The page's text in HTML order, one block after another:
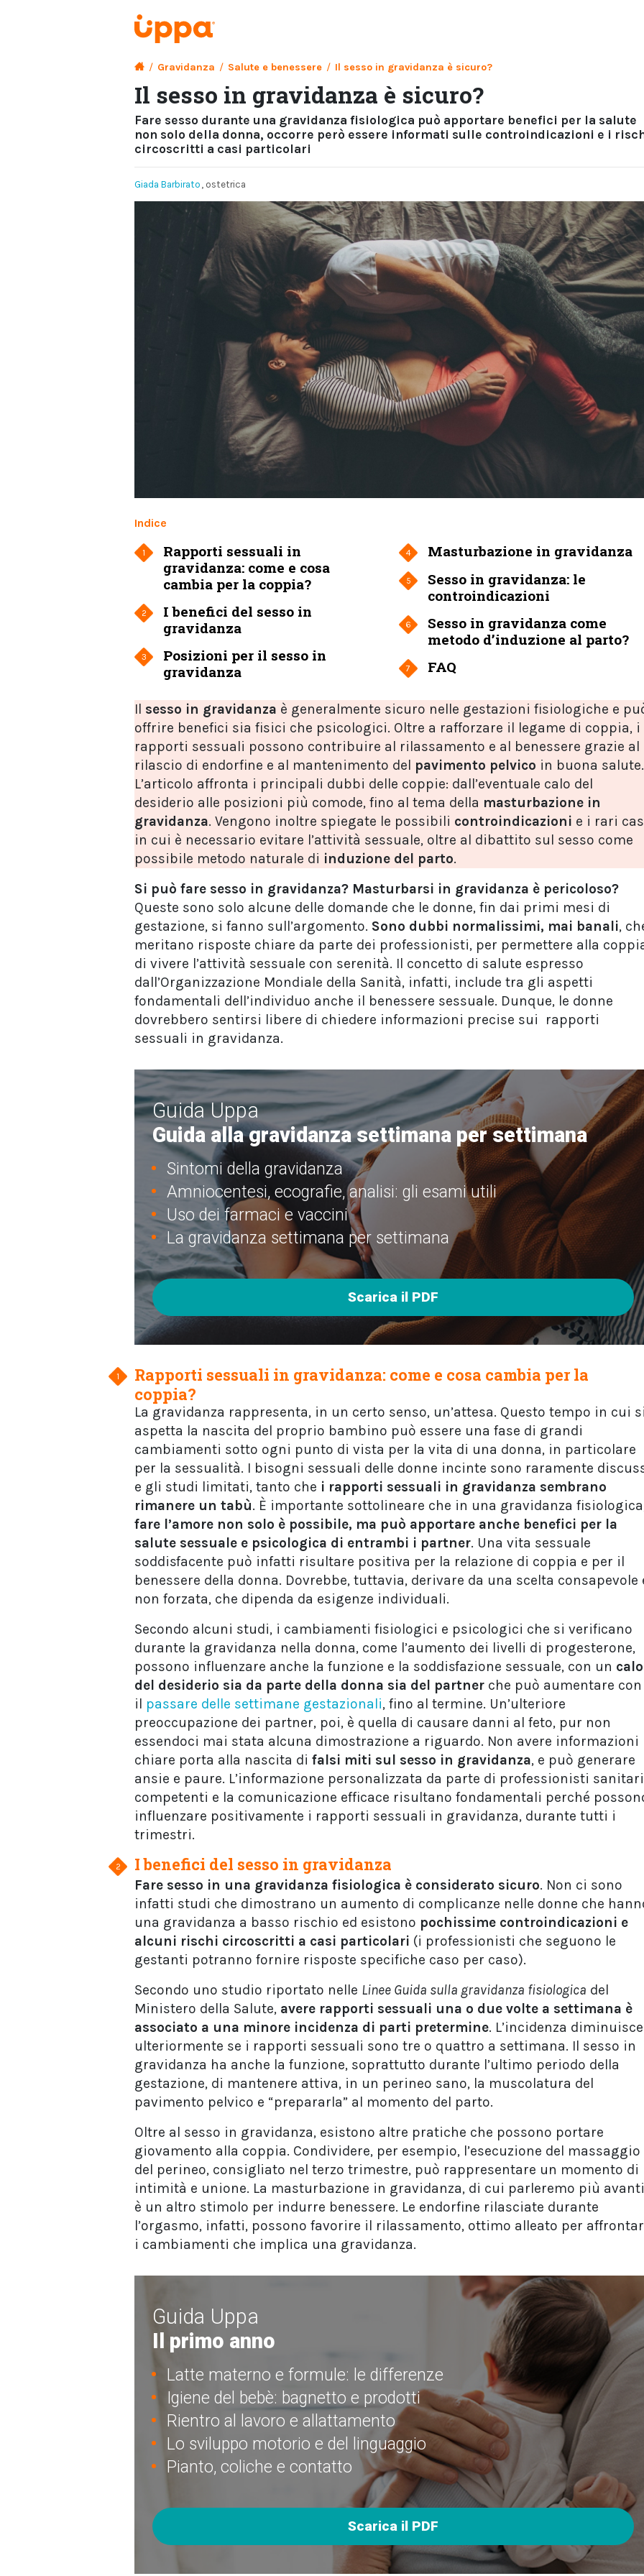
/ Gravidanza / Salute e benessere / Il sesso in gravidanza è sicuro?
Il sesso in gravidanza è sicuro?
Fare sesso durante una gravidanza fisiologica può apportare benefici per la salute
non solo della donna, occorre però essere informati sulle controindicazioni e i
circoscritti a casi particolari
Giada Barbirato , ostetrica
Indice
1
Rapporti sessuali in
gravidanza: come e cosa
cambia per la coppia?
2
I benefici del sesso in
gravidanza
3
Posizioni per il sesso in
gravidanza
4 Masturbazione in gravidanza
5
Sesso in gravidanza: le
controindicazioni
6
Sesso in gravidanza come
metodo d’induzione al parto?
7 FAQ
Il sesso in gravidanza è generalmente sicuro nelle gestazioni fisiologiche e
offrire benefici sia fisici che psicologici. Oltre a rafforzare il legame di coppia, i
rapporti sessuali possono contribuire al rilassamento e al benessere grazie al
rilascio di endorfine e al mantenimento del pavimento pelvico in buona salute.
L’articolo affronta i principali dubbi delle coppie: dall’eventuale calo del
desiderio alle posizioni più comode, fino al tema della masturbazione in
gravidanza. Vengono inoltre spiegate le possibili controindicazioni e i rari
in cui è necessario evitare l’attività sessuale, oltre al dibattito sul sesso come
possibile metodo naturale di induzione del parto.
Si può fare sesso in gravidanza? Masturbarsi in gravidanza è pericoloso?
Queste sono solo alcune delle domande che le donne, fin dai primi mesi di
gestazione, si fanno sull’argomento. Sono dubbi normalissimi, mai banali,
meritano risposte chiare da parte dei professionisti, per permettere alla
di vivere l’attività sessuale con serenità. Il concetto di salute espresso
dall’Organizzazione Mondiale della Sanità, infatti, include tra gli aspetti
fondamentali dell’individuo anche il benessere sessuale. Dunque, le donne
dovrebbero sentirsi libere di chiedere informazioni precise sui rapporti
sessuali in gravidanza.
Guida Uppa
Guida alla gravidanza settimana per settimana
Sintomi della gravidanza
Amniocentesi, ecografie, analisi: gli esami utili
Uso dei farmaci e vaccini
La gravidanza settimana per settimana
Scarica il PDF
Rapporti sessuali in gravidanza: come e cosa cambia per la
coppia?
La gravidanza rappresenta, in un certo senso, un’attesa. Questo tempo in cui
aspetta la nascita del proprio bambino può essere una fase di grandi
cambiamenti sotto ogni punto di vista per la vita di una donna, in particolare
per la sessualità. I bisogni sessuali delle donne incinte sono raramente
e gli studi limitati, tanto che i rapporti sessuali in gravidanza sembrano
rimanere un tabù. È importante sottolineare che in una gravidanza
fare l’amore non solo è possibile, ma può apportare anche benefici per la
salute sessuale e psicologica di entrambi i partner. Una vita sessuale
soddisfacente può infatti risultare positiva per la relazione di coppia e per il
benessere della donna. Dovrebbe, tuttavia, derivare da una scelta consapevole
non forzata, che dipenda da esigenze individuali.
Secondo alcuni studi, i cambiamenti fisiologici e psicologici che si verificano
durante la gravidanza nella donna, come l’aumento dei livelli di progesterone,
possono influenzare anche la funzione e la soddisfazione sessuale, con un calo
del desiderio sia da parte della donna sia del partner che può aumentare con
il passare delle settimane gestazionali, fino al termine. Un’ulteriore
preoccupazione dei partner, poi, è quella di causare danni al feto, pur non
essendoci mai stata alcuna dimostrazione a riguardo. Non avere informazioni
chiare porta alla nascita di falsi miti sul sesso in gravidanza, e può generare
ansie e paure. L’informazione personalizzata da parte di professionisti sanitari
competenti e la comunicazione efficace risultano fondamentali perché
influenzare positivamente i rapporti sessuali in gravidanza, durante tutti i
trimestri.
I benefici del sesso in gravidanza
Fare sesso in una gravidanza fisiologica è considerato sicuro. Non ci sono
infatti studi che dimostrano un aumento di complicanze nelle donne che
una gravidanza a basso rischio ed esistono pochissime controindicazioni e
alcuni rischi circoscritti a casi particolari (i professionisti che seguono le
gestanti potranno fornire risposte specifiche caso per caso).
Secondo uno studio riportato nelle Linee Guida sulla gravidanza fisiologica del
Ministero della Salute, avere rapporti sessuali una o due volte a settimana è
associato a una minore incidenza di parti pretermine. L’incidenza diminuisce
ulteriormente se i rapporti sessuali sono tre o quattro a settimana. Il sesso in
gravidanza ha anche la funzione, soprattutto durante l’ultimo periodo della
gestazione, di mantenere attiva, in un perineo sano, la muscolatura del
pavimento pelvico e “prepararla” al momento del parto.
Oltre al sesso in gravidanza, esistono altre pratiche che possono portare
giovamento alla coppia. Condividere, per esempio, l’esecuzione del massaggio
del perineo, consigliato nel terzo trimestre, può rappresentare un momento di
intimità e unione. La masturbazione in gravidanza, di cui parleremo più
è un altro stimolo per indurre benessere. Le endorfine rilasciate durante
l’orgasmo, infatti, possono favorire il rilassamento, ottimo alleato per
i cambiamenti che implica una gravidanza.
Guida Uppa
Il primo anno
Latte materno e formule: le differenze
Igiene del bebè: bagnetto e prodotti
Rientro al lavoro e allattamento
Lo sviluppo motorio e del linguaggio
Pianto, coliche e contatto
Scarica il PDF